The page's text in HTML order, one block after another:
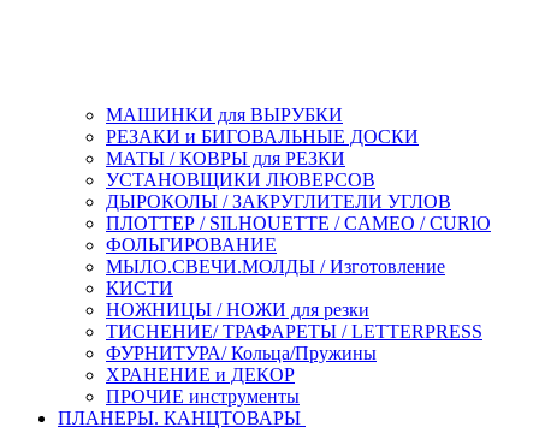
МАШИНКИ для ВЫРУБКИ
РЕЗАКИ и БИГОВАЛЬНЫЕ ДОСКИ
МАТЫ / КОВРЫ для РЕЗКИ
УСТАНОВЩИКИ ЛЮВЕРСОВ
ДЫРОКОЛЫ / ЗАКРУГЛИТЕЛИ УГЛОВ
ПЛОТТЕР / SILHOUETTE / CAMEO / CURIO
ФОЛЬГИРОВАНИЕ
МЫЛО.СВЕЧИ.МОЛДЫ / Изготовление
КИСТИ
НОЖНИЦЫ / НОЖИ для резки
ТИСНЕНИЕ/ ТРАФАРЕТЫ / LETTERPRESS
ФУРНИТУРА/ Кольца/Пружины
ХРАНЕНИЕ и ДЕКОР
ПРОЧИЕ инструменты
ПЛАНЕРЫ. КАНЦТОВАРЫ